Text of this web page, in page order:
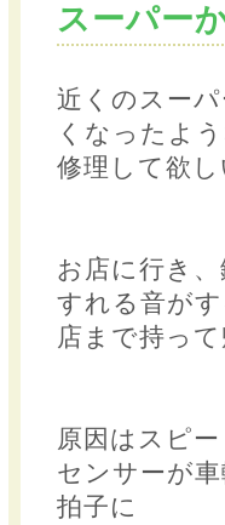
スーパー
近くのスー
くなったよ
修理して欲
お店に行き
すれる音が
店まで持って
原因はスピー
センサーが
拍子に